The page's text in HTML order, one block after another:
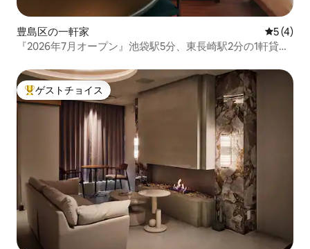
豊島区の一軒家 レビュー
5 (4)
『2026年7月オープン』池袋駅5分、東長崎駅2分の1軒貸切
大好評のゲストチョイスです。
ゲストチョイス